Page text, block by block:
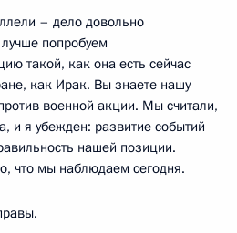
– дело довольно
попробуем
такой, как она есть сейчас
как Ирак. Вы знаете нашу
военной акции. Мы считали,
и я убежден: развитие событий
нашей позиции.
что мы наблюдаем сегодня.